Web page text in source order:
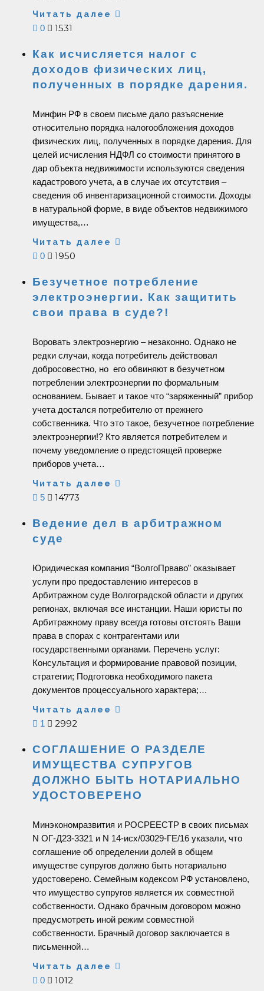
Читать далее
0 1531
Как исчисляется налог с
доходов физических лиц,
полученных в порядке дарения.
Минфин РФ в своем письме дало разъяснение
относительно порядка налогообложения доходов
физических лиц, полученных в порядке дарения. Для
целей исчисления НДФЛ со стоимости принятого в
дар объекта недвижимости используются сведения
кадастрового учета, а в случае их отсутствия –
сведения об инвентаризационной стоимости. Доходы
в натуральной форме, в виде объектов недвижимого
имущества,…
Читать далее
0 1950
Безучетное потребление
электроэнергии. Как защитить
свои права в суде?!
Воровать электроэнергию – незаконно. Однако не
редки случаи, когда потребитель действовал
добросовестно, но его обвиняют в безучетном
потреблении электроэнергии по формальным
основанием. Бывает и такое что “заряженный” прибор
учета достался потребителю от прежнего
собственника. Что это такое, безучетное потребление
электроэнергии!? Кто является потребителем и
почему уведомление о предстоящей проверке
приборов учета…
Читать далее
5 14773
Ведение дел в арбитражном
суде
Юридическая компания “ВолгоПрваво” оказывает
услуги про предоставлению интересов в
Арбитражном суде Волгоградской области и других
регионах, включая все инстанции. Наши юристы по
Арбитражному праву всегда готовы отстоять Ваши
права в спорах с контрагентами или
государственными органами. Перечень услуг:
Консультация и формирование правовой позиции,
стратегии; Подготовка необходимого пакета
документов процессуального характера;…
Читать далее
1 2992
СОГЛАШЕНИЕ О РАЗДЕЛЕ
ИМУЩЕСТВА СУПРУГОВ
ДОЛЖНО БЫТЬ НОТАРИАЛЬНО
УДОСТОВЕРЕНО
Минэкономразвития и РОСРЕЕСТР в своих письмах
N ОГ-Д23-3321 и N 14-исх/03029-ГЕ/16 указали, что
соглашение об определении долей в общем
имуществе супругов должно быть нотариально
удостоверено. Семейным кодексом РФ установлено,
что имущество супругов является их совместной
собственности. Однако брачным договором можно
предусмотреть иной режим совместной
собственности. Брачный договор заключается в
письменной…
Читать далее
0 1012